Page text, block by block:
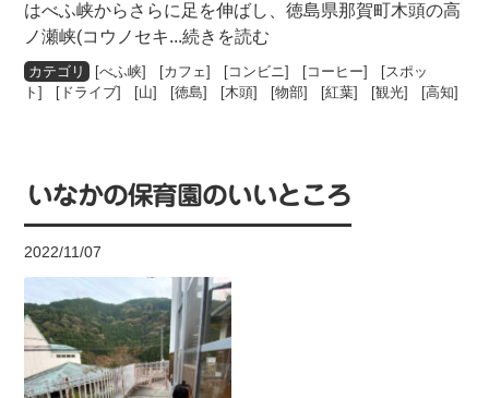
はべふ峡からさらに足を伸ばし、徳島県那賀町木頭の高
ノ瀬峡(コウノセキ...続きを読む
[べふ峡] [カフェ] [コンビニ] [コーヒー] [スポッ
ト] [ ドライブ] [山] [徳島] [木頭] [物部] [紅葉] [観光] [高知]
いなかの保育園のいいところ
2022/11/07